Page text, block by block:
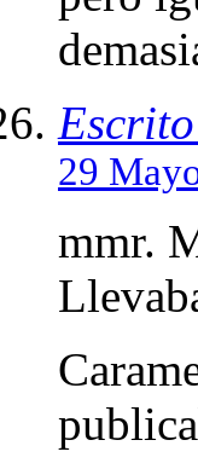
29
mmr.